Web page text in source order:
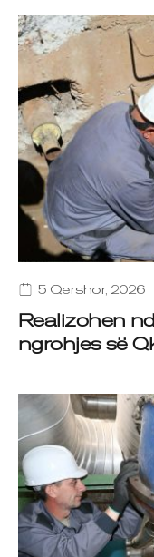
5 Qershor, 2026
Realizohen
ngrohjes së